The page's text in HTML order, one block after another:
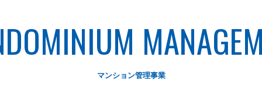
マンション管理事業